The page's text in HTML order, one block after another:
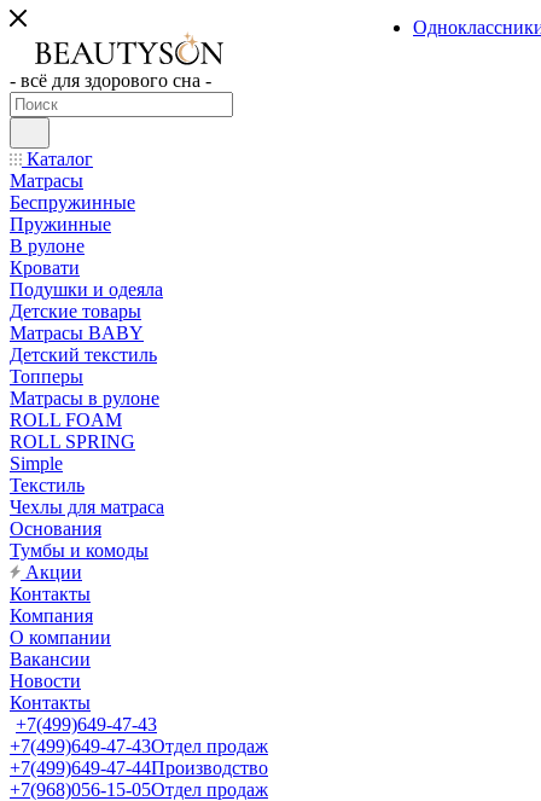
- всё для здорового сна -
Каталог
Матрасы
Беспружинные
Пружинные
В рулоне
Кровати
Подушки и одеяла
Детские товары
Матрасы BABY
Детский текстиль
Топперы
Матрасы в рулоне
ROLL FOAM
ROLL SPRING
Simple
Текстиль
Чехлы для матраса
Основания
Тумбы и комоды
Акции
Контакты
Компания
О компании
Вакансии
Новости
Контакты
+7(499)649-47-43
+7(499)649-47-43Отдел продаж
+7(499)649-47-44Производство
+7(968)056-15-05Отдел продаж